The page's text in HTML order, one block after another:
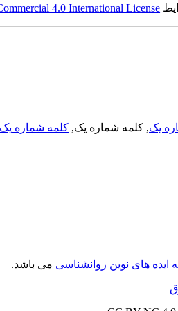
4.0 International License
یک, کلمه شماره یک, کلمه شماره یک
ایده های نوین روانشناسی می باشد.